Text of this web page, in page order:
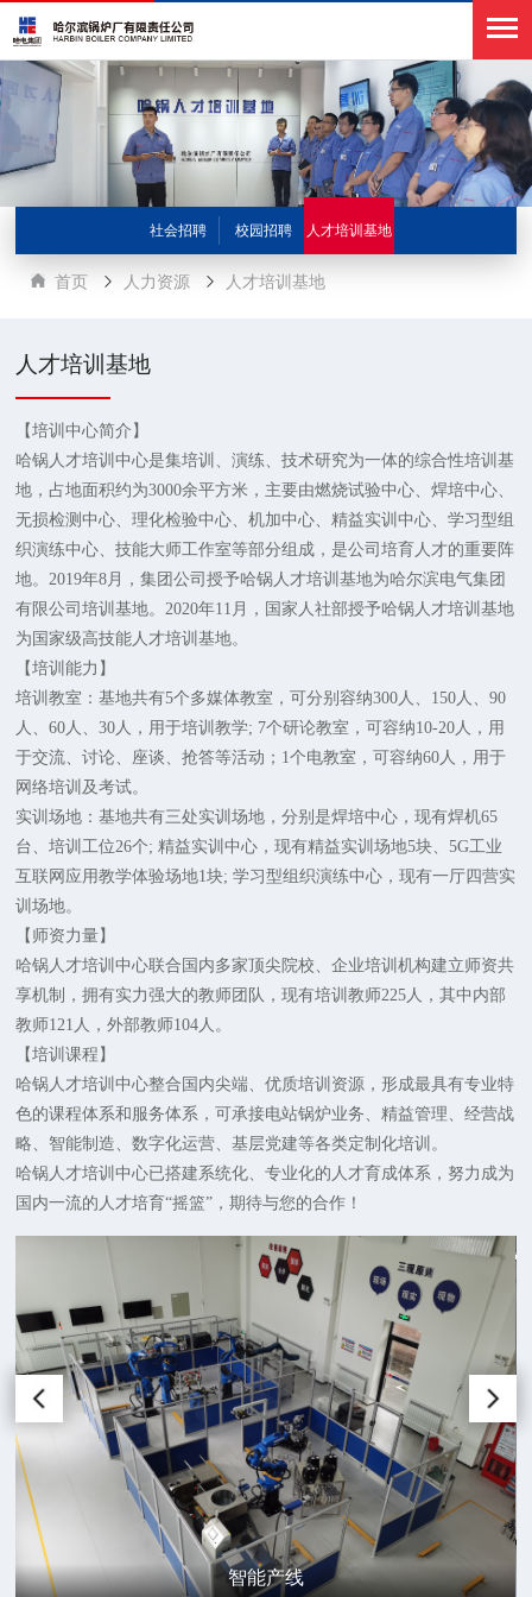
社会招聘 校园招聘 人才培训基地
首页 人力资源 人才培训基地
人才培训基地
【培训中心简介】
哈锅人才培训中心是集培训、演练、技术研究为一体的综合性培训基
地，占地面积约为3000余平方米，主要由燃烧试验中心、焊培中心、
无损检测中心、理化检验中心、机加中心、精益实训中心、学习型组
织演练中心、技能大师工作室等部分组成，是公司培育人才的重要阵
地。2019年8月，集团公司授予哈锅人才培训基地为哈尔滨电气集团
有限公司培训基地。2020年11月，国家人社部授予哈锅人才培训基地
为国家级高技能人才培训基地。
【培训能力】
培训教室：基地共有5个多媒体教室，可分别容纳300人、150人、90
人、60人、30人，用于培训教学; 7个研论教室，可容纳10-20人，用
于交流、讨论、座谈、抢答等活动；1个电教室，可容纳60人，用于
网络培训及考试。
实训场地：基地共有三处实训场地，分别是焊培中心，现有焊机65
台、培训工位26个; 精益实训中心，现有精益实训场地5块、5G工业
互联网应用教学体验场地1块; 学习型组织演练中心，现有一厅四营实
训场地。
【师资力量】
哈锅人才培训中心联合国内多家顶尖院校、企业培训机构建立师资共
享机制，拥有实力强大的教师团队，现有培训教师225人，其中内部
教师121人，外部教师104人。
【培训课程】
哈锅人才培训中心整合国内尖端、优质培训资源，形成最具有专业特
色的课程体系和服务体系，可承接电站锅炉业务、精益管理、经营战
略、智能制造、数字化运营、基层党建等各类定制化培训。
哈锅人才培训中心已搭建系统化、专业化的人才育成体系，努力成为
国内一流的人才培育“摇篮”，期待与您的合作！
智能产线